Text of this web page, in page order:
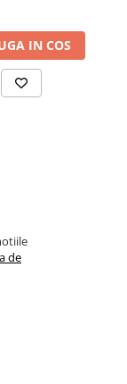
IN COS
de